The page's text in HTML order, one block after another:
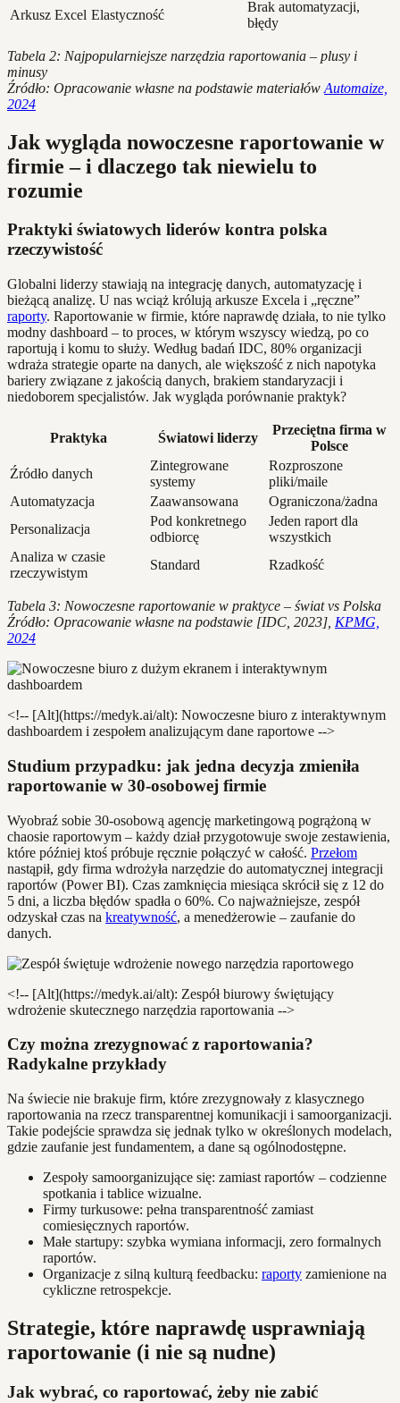
Arkusz Excel Elastyczność
Brak automatyzacji,
błędy
Tabela 2: Najpopularniejsze narzędzia raportowania – plusy i
minusy
Źródło: Opracowanie własne na podstawie materiałów Automaize,
2024
Jak wygląda nowoczesne raportowanie w
firmie – i dlaczego tak niewielu to
rozumie
Praktyki światowych liderów kontra polska
rzeczywistość
Globalni liderzy stawiają na integrację danych, automatyzację i
bieżącą analizę. U nas wciąż królują arkusze Excela i „ręczne”
raporty. Raportowanie w firmie, które naprawdę działa, to nie tylko
modny dashboard – to proces, w którym wszyscy wiedzą, po co
raportują i komu to służy. Według badań IDC, 80% organizacji
wdraża strategie oparte na danych, ale większość z nich napotyka
bariery związane z jakością danych, brakiem standaryzacji i
niedoborem specjalistów. Jak wygląda porównanie praktyk?
Praktyka Światowi liderzy
Przeciętna firma w
Polsce
Źródło danych
Zintegrowane
systemy
Rozproszone
pliki/maile
Automatyzacja
Zaawansowana
Ograniczona/żadna
Personalizacja
Pod konkretnego
odbiorcę
Jeden raport dla
wszystkich
Analiza w czasie
rzeczywistym
Standard Rzadkość
Tabela 3: Nowoczesne raportowanie w praktyce – świat vs Polska
Źródło: Opracowanie własne na podstawie [IDC, 2023], KPMG,
2024
<!-- [Alt](https://medyk.ai/alt): Nowoczesne biuro z interaktywnym
dashboardem i zespołem analizującym dane raportowe -->
Studium przypadku: jak jedna decyzja zmieniła
raportowanie w 30-osobowej firmie
Wyobraź sobie 30-osobową agencję marketingową pogrążoną w
chaosie raportowym – każdy dział przygotowuje swoje zestawienia,
które później ktoś próbuje ręcznie połączyć w całość. Przełom
nastąpił, gdy firma wdrożyła narzędzie do automatycznej integracji
raportów (Power BI). Czas zamknięcia miesiąca skrócił się z 12 do
5 dni, a liczba błędów spadła o 60%. Co najważniejsze, zespół
odzyskał czas na kreatywność, a menedżerowie – zaufanie do
danych.
<!-- [Alt](https://medyk.ai/alt): Zespół biurowy świętujący
wdrożenie skutecznego narzędzia raportowania -->
Czy można zrezygnować z raportowania?
Radykalne przykłady
Na świecie nie brakuje firm, które zrezygnowały z klasycznego
raportowania na rzecz transparentnej komunikacji i samoorganizacji.
Takie podejście sprawdza się jednak tylko w określonych modelach,
gdzie zaufanie jest fundamentem, a dane są ogólnodostępne.
Zespoły samoorganizujące się: zamiast raportów – codzienne
spotkania i tablice wizualne.
Firmy turkusowe: pełna transparentność zamiast
comiesięcznych raportów.
Małe startupy: szybka wymiana informacji, zero formalnych
raportów.
Organizacje z silną kulturą feedbacku: raporty zamienione na
cykliczne retrospekcje.
Strategie, które naprawdę usprawniają
raportowanie (i nie są nudne)
Jak wybrać, co raportować, żeby nie zabić